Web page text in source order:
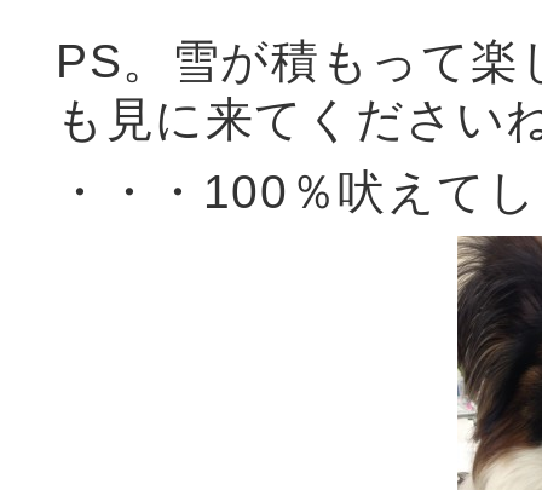
PS。雪が積もって
も見に来てください
・・・100％吠えて